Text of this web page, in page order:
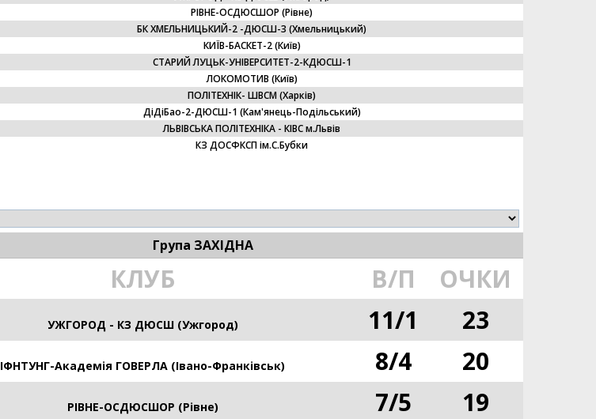
РІВНЕ-ОСДЮСШОР (Рівне)
БК ХМЕЛЬНИЦЬКИЙ-2 -ДЮСШ-3 (Хмельницький)
КИЇВ-БАСКЕТ-2 (Київ)
СТАРИЙ ЛУЦЬК-УНІВЕРСИТЕТ-2-КДЮСШ-1
ЛОКОМОТИВ (Київ)
ПОЛІТЕХНІК- ШВСМ (Харків)
ДіДіБао-2-ДЮСШ-1 (Кам'янець-Подільський)
ЛЬВІВСЬКА ПОЛІТЕХНІКА - КІВС м.Львів
КЗ ДОСФКСП ім.С.Бубки
Група ЗАХІДНА
КЛУБ В/П ОЧКИ
УЖГОРОД - КЗ ДЮСШ (Ужгород) 11/1 23
ІФНТУНГ-Академія ГОВЕРЛА (Івано-Франківськ) 8/4 20
РІВНЕ-ОСДЮСШОР (Рівне) 7/5 19